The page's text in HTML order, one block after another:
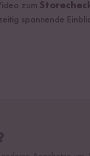
zum
spannende